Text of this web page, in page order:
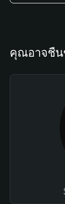
คุณอาจชื่น